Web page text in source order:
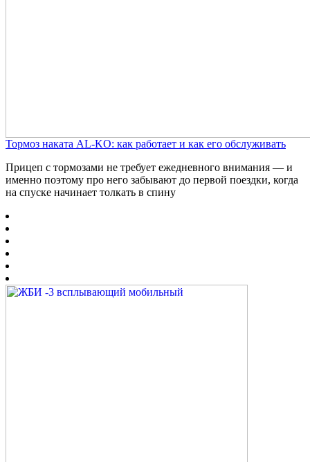
Тормоз наката AL-KO: как работает и как его обслуживать
Прицеп с тормозами не требует ежедневного внимания — и
именно поэтому про него забывают до первой поездки, когда
на спуске начинает толкать в спину